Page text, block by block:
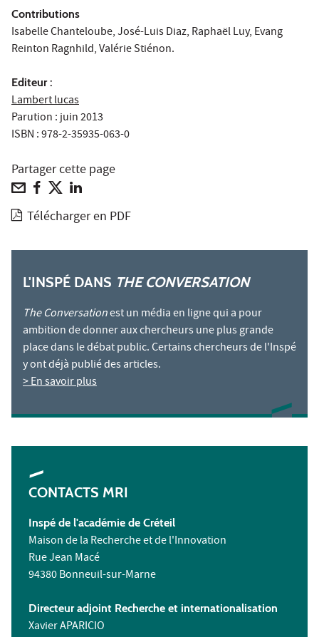
Contributions
Isabelle Chanteloube, José-Luis Diaz, Raphaël Luy, Evang
Reinton Ragnhild, Valérie Stiénon.
Editeur :
Lambert lucas
Parution : juin 2013
ISBN : 978-2-35935-063-0
Partager cette page
Télécharger en PDF
L'INSPÉ DANS THE CONVERSATION
The Conversationest un média en ligne qui a pour
ambition de donner aux chercheurs une plus grande
place dans le débat public. Certains chercheurs de l'Inspé
y ont déjà publié des articles.
> En savoir plus
CONTACTS MRI
Inspé de l'académie de Créteil
Maison de la Recherche et de l'Innovation
Rue Jean Macé
94380 Bonneuil-sur-Marne
Directeur adjoint Recherche et internationalisation
Xavier APARICIO